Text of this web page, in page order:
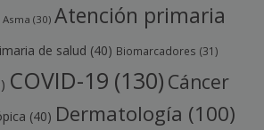
Asma (30) Atención primaria
de salud (40) Biomarcadores (31)
COVID-19 (130) Cáncer
(40) Dermatología (100)